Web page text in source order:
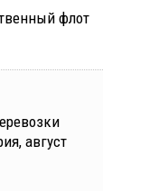
флот
август